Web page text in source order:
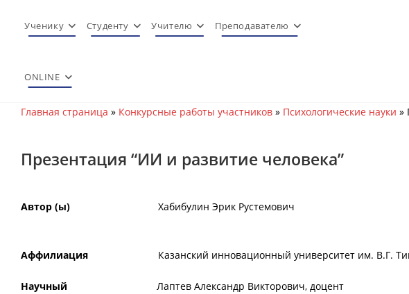
Ученику Студенту Учителю Преподавателю
ONLINE
Главная страница » Конкурсные работы участников » Психологические науки »
Презентация “ИИ и развитие человека”
Автор (ы) Хабибулин Эрик Рустемович
Аффилиация Казанский инновационный университет им. В.Г.
Научный
Лаптев Александр Викторович, доцент